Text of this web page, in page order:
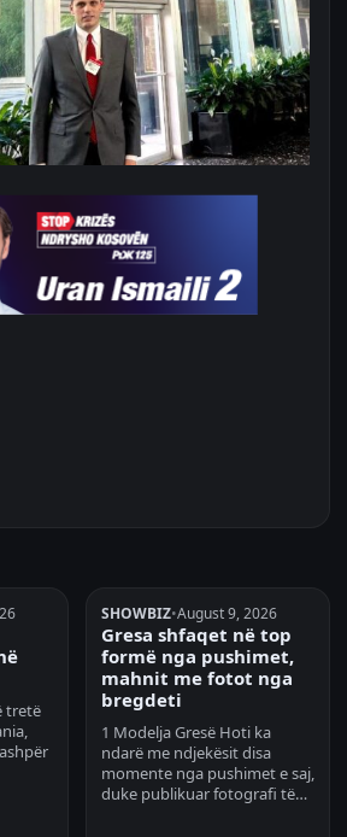
tretë
SHOWBIZ•August 9, 2026
Gresa shfaqet në top
formë nga pushimet,
mahnit me fotot nga
bregdeti
1 Modelja Gresë Hoti ka
ndarë me ndjekësit disa
momente nga pushimet e saj,
duke publikuar fotografi të…